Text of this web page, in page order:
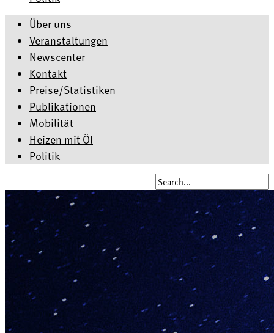
Über uns
Veranstaltungen
Newscenter
Kontakt
Preise/Statistiken
Publikationen
Mobilität
Heizen mit Öl
Politik